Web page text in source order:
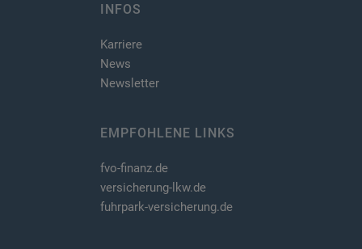
INFOS
Karriere
News
Newsletter
EMPFOHLENE LINKS
fvo-finanz.de
versicherung-lkw.de
fuhrpark-versicherung.de